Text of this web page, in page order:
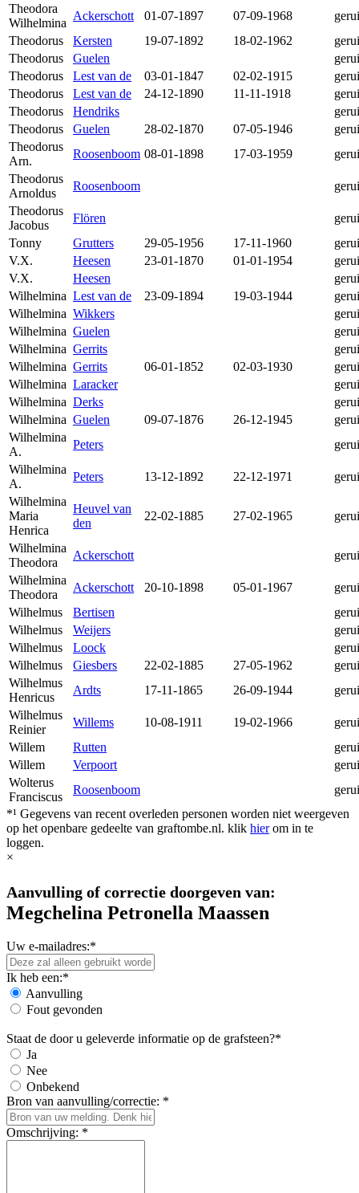
Theodora
Wilhelmina
Ackerschott 01-07-1897 07-09-1968
Theodorus
Kersten 19-07-1892 18-02-1962
Theodorus
Guelen
Theodorus
Lest van de 03-01-1847 02-02-1915
Theodorus
Lest van de 24-12-1890 11-11-1918
Theodorus
Hendriks
Theodorus
Guelen 28-02-1870 07-05-1946
Theodorus
Arn.
Roosenboom 08-01-1898 17-03-1959
Theodorus
Arnoldus
Roosenboom
Theodorus
Jacobus
Flören
Tonny
Grutters 29-05-1956 17-11-1960
V.X.
Heesen 23-01-1870 01-01-1954
V.X.
Heesen
Wilhelmina Lest van de 23-09-1894 19-03-1944
Wilhelmina Wikkers
Wilhelmina Guelen
Wilhelmina Gerrits
Wilhelmina Gerrits 06-01-1852 02-03-1930
Wilhelmina Laracker
Wilhelmina Derks
Wilhelmina Guelen 09-07-1876 26-12-1945
Wilhelmina
A.
Peters
Wilhelmina
A.
Peters 13-12-1892 22-12-1971
Wilhelmina
Maria
Henrica
Heuvel van
den
22-02-1885 27-02-1965
Wilhelmina
Theodora
Ackerschott
Wilhelmina
Theodora
Ackerschott 20-10-1898 05-01-1967
Wilhelmus
Bertisen
Wilhelmus
Weijers
Wilhelmus
Loock
Wilhelmus
Giesbers 22-02-1885 27-05-1962
Wilhelmus
Henricus
Ardts 17-11-1865 26-09-1944
Wilhelmus
Reinier
Willems 10-08-1911 19-02-1966
Willem
Rutten
Willem
Verpoort
Wolterus
Franciscus
Roosenboom
*¹ Gegevens van recent overleden personen worden niet weergeven
op het openbare gedeelte van graftombe.nl. klik hierom in te
loggen.
×
Aanvulling of correctie doorgeven van:
Megchelina Petronella Maassen
Uw e-mailadres:*
Ik heb een:*
Aanvulling
Fout gevonden
Staat de door u geleverde informatie op de grafsteen?*
Ja
Nee
Onbekend
Bron van aanvulling/correctie: *
Omschrijving: *